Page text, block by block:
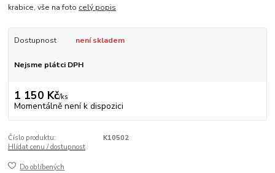
krabice, vše na foto celý popis
Dostupnost není skladem
Nejsme plátci DPH
1 150 Kč/ks
Momentálně není k dispozici
Číslo produktu:
K10502
Hlídat cenu / dostupnost
Do oblíbených